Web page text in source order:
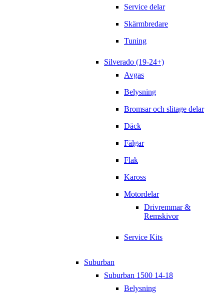
Service delar
Skärmbredare
Tuning
Silverado (19-24+)
Avgas
Belysning
Bromsar och slitage delar
Däck
Fälgar
Flak
Kaross
Motordelar
Drivremmar &
Remskivor
Service Kits
Suburban
Suburban 1500 14-18
Belysning